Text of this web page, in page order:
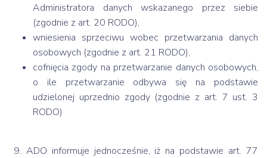
Administratora danych wskazanego przez siebie
(zgodnie z art. 20 RODO),
wniesienia sprzeciwu wobec przetwarzania danych
osobowych (zgodnie z art. 21 RODO),
cofnięcia zgody na przetwarzanie danych osobowych,
o ile przetwarzanie odbywa się na podstawie
udzielonej uprzednio zgody (zgodnie z art. 7 ust. 3
RODO)
9. ADO informuje jednocześnie, iż na podstawie art. 77